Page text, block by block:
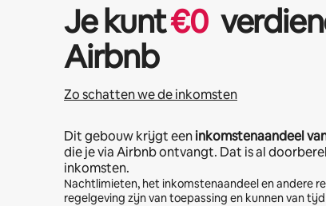
Je kunt€0
Airbnb
Zo schatten we de inkomsten
Dit gebouw krijgt eeninkomstenaandeel
die je via Airbnb ontvangt. Dat is al
inkomsten.
Nachtlimieten, het inkomstenaandeel en andere
regelgeving zijn van toepassing en kunnen van